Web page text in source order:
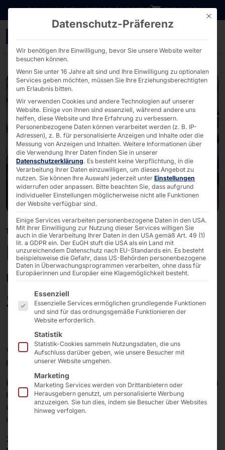
Direkt zum Inhalt wechseln
DOWNLOADSINVESTORENKARRIERE B2B SHOP
18/08/2025
Pyramid Computer
unterstützt
Sommerferiencamps
Vor40 Jahrenhaben wir in Freiburg klein begonnen,
heute sind wirweltweitunterwegs!
Kluge
Köpfe und fleißige Händeaus der Stadt und dem
Umland haben uns groß gemacht. Deshalb fühlen wir
uns derRegionund ihrenMenscheneng verbunden
und verpflichtet.
2024 unterstützten wir erstmals die
Mit
Datenschutz-Präferenz
Wir benötigen Ihre Einwilligung, bevor Sie unsere Website weiter
besuchen können.
Wenn Sie unter 16 Jahre alt sind und Ihre Einwilligung zu optionalen
Services geben möchten, müssen Sie Ihre Erziehungsberechtigten
um Erlaubnis bitten.
Wir verwenden Cookies und andere Technologien auf unserer
Website. Einige von ihnen sind essenziell, während andere uns
helfen, diese Website und Ihre Erfahrung zu verbessern.
Personenbezogene Daten können verarbeitet werden (z. B. IP-
Adressen), z. B. für personalisierte Anzeigen und Inhalte oder die
Messung von Anzeigen und Inhalten. Weitere Informationen über
die Verwendung Ihrer Daten finden Sie in unserer
Datenschutzerklärung. Es besteht keine Verpflichtung, in die
Verarbeitung Ihrer Daten einzuwilligen, um dieses Angebot zu
nutzen. Sie können Ihre Auswahl jederzeit unter Einstellungen
widerrufen oder anpassen. Bitte beachten Sie, dass aufgrund
individueller Einstellungen möglicherweise nicht alle Funktionen
der Website verfügbar sind.
Einige Services verarbeiten personenbezogene Daten in den USA.
Mit Ihrer Einwilligung zur Nutzung dieser Services willigen Sie
auch in die Verarbeitung Ihrer Daten in den USA gemäß Art. 49 (1)
lit. a GDPR ein. Der EuGH stuft die USA als ein Land mit
unzureichendem Datenschutz nach EU-Standards ein. Es besteht
beispielsweise die Gefahr, dass US-Behörden personenbezogene
Daten in Überwachungsprogrammen verarbeiten, ohne dass für
Europäerinnen und Europäer eine Klagemöglichkeit besteht.
Es folgt eine Liste der Service-Gruppen, für die eine
Essenziell
Essenzielle Services ermöglichen grundlegende Funktionen
und sind für das ordnungsgemäße Funktionieren der
Website erforderlich.
Statistik
Statistik-Cookies sammeln Nutzungsdaten, die uns
Aufschluss darüber geben, wie unsere Besucher mit
unserer Website umgehen.
Marketing
Marketing Services werden von Drittanbietern oder
Herausgebern genutzt, um personalisierte Werbung
anzuzeigen. Sie tun dies, indem sie Besucher über Websites
hinweg verfolgen.